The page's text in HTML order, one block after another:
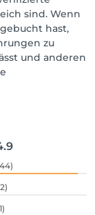
sind. Wenn
hast,
zu
und anderen